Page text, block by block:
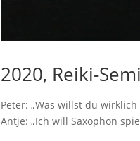
2020, Reiki-
Peter: „Was willst du wirklich
Antje: „Ich will Saxophon